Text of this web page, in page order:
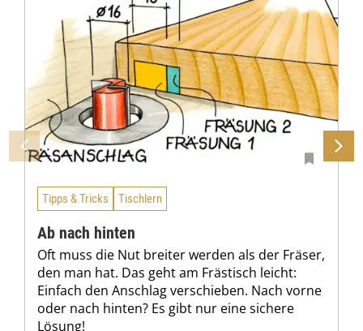
Tipps & Tricks Tischlern
Ab nach hinten
Oft muss die Nut breiter werden als der Fräser,
den man hat. Das geht am Frästisch leicht:
Einfach den Anschlag verschieben. Nach vorne
oder nach hinten? Es gibt nur eine sichere
Lösung!